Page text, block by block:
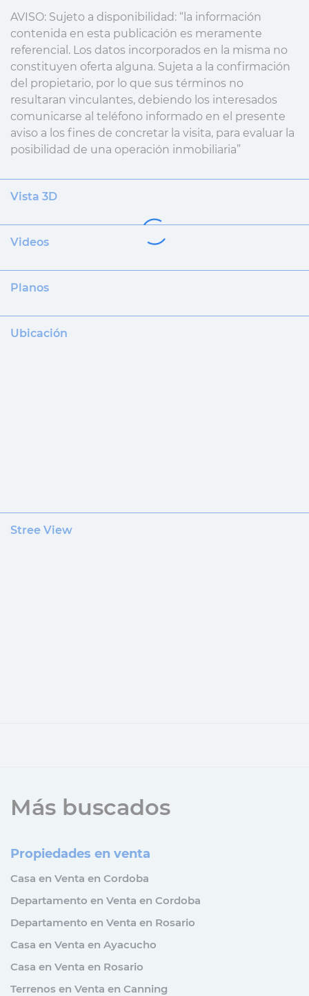
AVISO: Sujeto a disponibilidad: “la información
contenida en esta publicación es meramente
referencial. Los datos incorporados en la misma no
constituyen oferta alguna. Sujeta a la confirmación
del propietario, por lo que sus términos no
resultaran vinculantes, debiendo los interesados
comunicarse al teléfono informado en el presente
aviso a los fines de concretar la visita, para evaluar la
posibilidad de una operación inmobiliaria”
Vista 3D
Videos
Planos
Ubicación
Stree View
Más buscados
Propiedades en venta
Casa en Venta en Cordoba
Departamento en Venta en Cordoba
Departamento en Venta en Rosario
Casa en Venta en Ayacucho
Casa en Venta en Rosario
Terrenos en Venta en Canning